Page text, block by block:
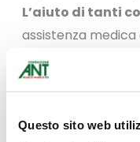
Questo sito web
L’aiuto di tanti
assistenza
casa delle
momento della